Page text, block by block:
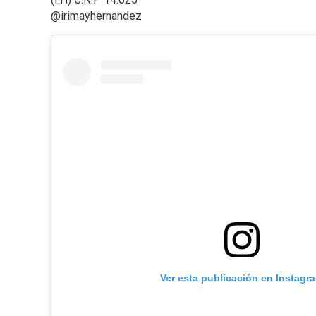
@irimayhernandez
Ver esta publicación en